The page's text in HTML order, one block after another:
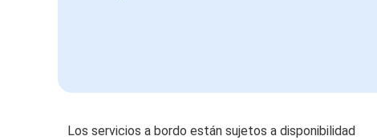
Los servicios a bordo están sujetos a disponibilidad